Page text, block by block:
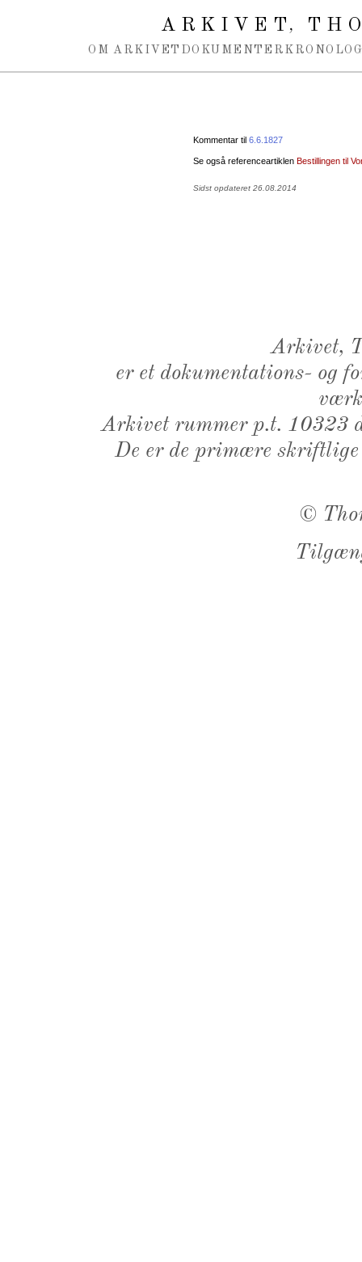
ARKIVET,
OM ARKIVET DOKUMENTER
Kommentar til 6.6.1827
Se også referenceartiklen Bestillingen til
Sidst opdateret 26.08.2014
Arkivet,
er et dokumentations- og
Arkivet rummer p.t. 10323
De er de primære
©